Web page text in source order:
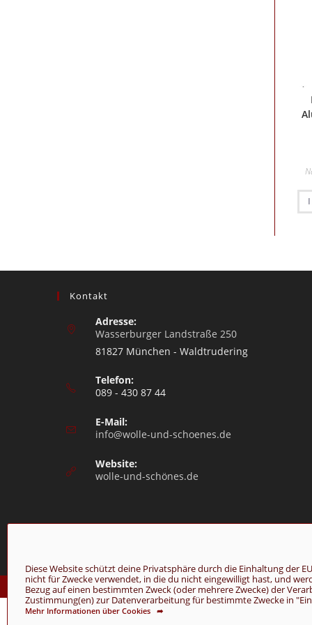
Diese Website schützt deine Privatsphäre durch die Einhaltung der
nicht für Zwecke verwendet, in die du nicht eingewilligt hast, und
Bezug auf einen bestimmten Zweck (oder mehrere Zwecke) der
Zustimmung(en) zur Datenverarbeitung für bestimmte Zwecke in
Mehr Informationen über Cookies ➦
Kontakt
Adresse:
Wasserburger Landstraße 250
81827 München - Waldtrudering
Telefon:
089 - 430 87 44
E-Mail:
info@wolle-und-schoenes.de
Website:
wolle-und-schönes.de
© Copyright 2026 - Wolle & Schönes